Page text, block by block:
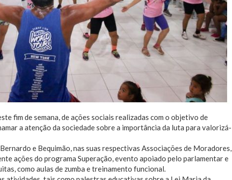
fim de semana, de ações sociais realizadas com o objetivo de
a atenção da sociedade sobre a importância da luta para valorizá-
e Bequimão, nas suas respectivas Associações de Moradores,
ações do programa Superação, evento apoiado pelo parlamentar e
como aulas de zumba e treinamento funcional.